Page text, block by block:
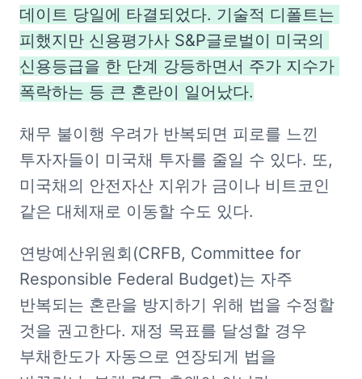
데이트 당일에 타결되었다. 기술적 디폴트는
피했지만 신용평가사 S&P글로벌이 미국의
신용등급을 한 단계 강등하면서 주가 지수가
폭락하는 등 큰 혼란이 일어났다.
채무 불이행 우려가 반복되면 피로를 느낀
투자자들이 미국채 투자를 줄일 수 있다. 또,
미국채의 안전자산 지위가 금이나 비트코인
같은 대체재로 이동할 수도 있다.
연방예산위원회(CRFB, Committee for
Responsible Federal Budget)는 자주
반복되는 혼란을 방지하기 위해 법을 수정할
것을 권고한다. 재정 목표를 달성할 경우
부채한도가 자동으로 연장되게 법을